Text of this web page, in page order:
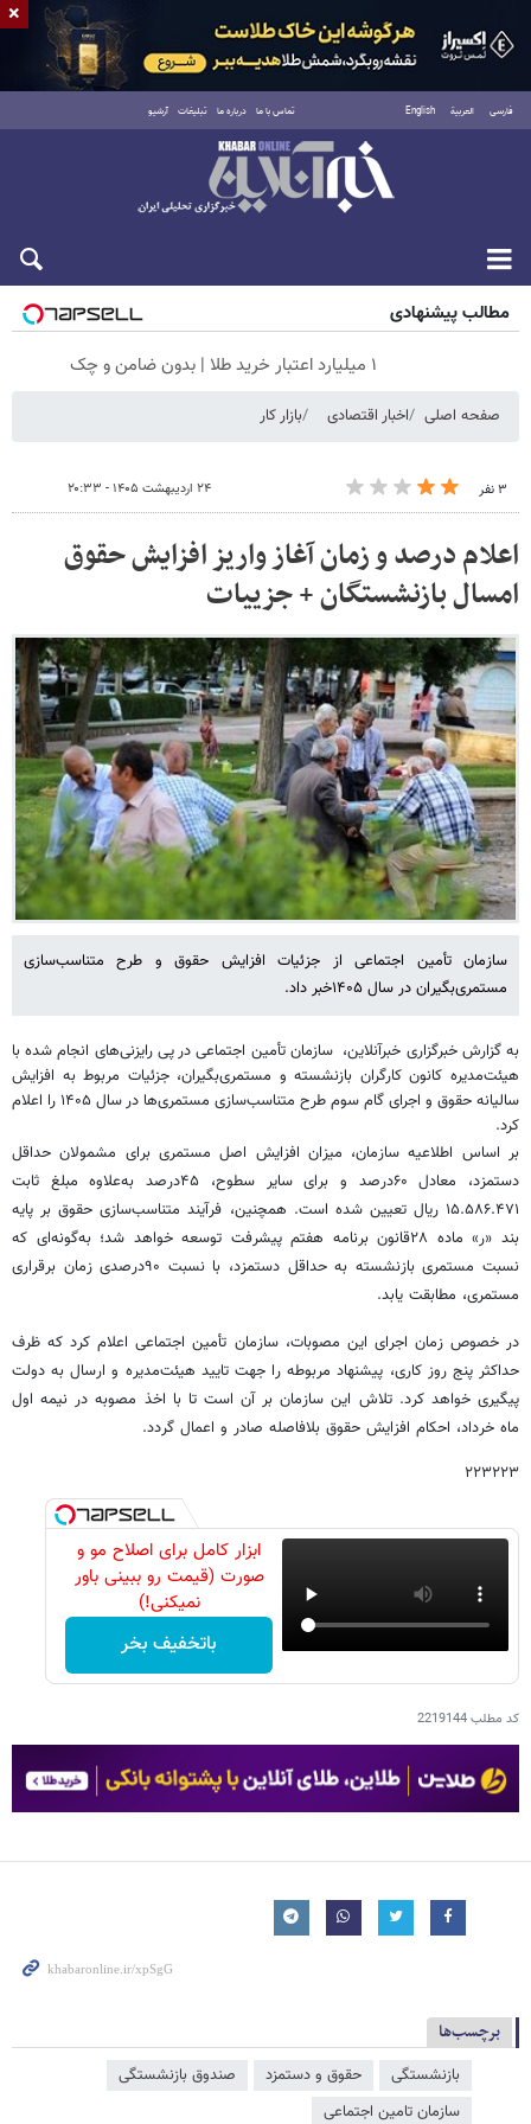
فارسی العربية English تماس با ما درباره ما تبلیغات آرشیو
جمعه ۱۶ مرداد ۱۴۰۵
مطالب پیشنهادی
۱ میلیارد اعتبار خرید طلا | بدون ضامن و چک
صفحه اصلی اخبار اقتصادی بازار کار
۳ نفر ۲۴ اردیبهشت ۱۴۰۵ - ۲۰:۳۳
اعلام درصد و زمان آغاز واریز افزایش حقوق
امسال بازنشستگان + جزییات
سازمان تأمین اجتماعی از جزئیات افزایش حقوق و طرح متناسب‌سازی
مستمری‌بگیران در سال ۱۴۰۵خبر داد.
به گزارش خبرگزاری خبرآنلاین، سازمان تأمین اجتماعی در پی رایزنی‌های انجام شده با
هیئت‌مدیره کانون کارگران بازنشسته و مستمری‌بگیران، جزئیات مربوط به افزایش
سالیانه حقوق و اجرای گام سوم طرح متناسب‌سازی مستمری‌ها در سال ۱۴۰۵ را اعلام
کرد.
بر اساس اطلاعیه سازمان، میزان افزایش اصل مستمری برای مشمولان حداقل
دستمزد، معادل ۶۰درصد و برای سایر سطوح، ۴۵درصد به‌علاوه مبلغ ثابت
۱۵.۵۸۶.۴۷۱ ریال تعیین شده است. همچنین، فرآیند متناسب‌سازی حقوق بر پایه
بند «ر» ماده ۲۸قانون برنامه هفتم پیشرفت توسعه خواهد شد؛ به‌گونه‌ای که
نسبت مستمری بازنشسته به حداقل دستمزد، با نسبت ۹۰درصدی زمان برقراری
مستمری، مطابقت یابد.
در خصوص زمان اجرای این مصوبات، سازمان تأمین اجتماعی اعلام کرد که ظرف
حداکثر پنج روز کاری، پیشنهاد مربوطه را جهت تایید هیئت‌مدیره و ارسال به دولت
پیگیری خواهد کرد. تلاش این سازمان بر آن است تا با اخذ مصوبه در نیمه اول
ماه خرداد، احکام افزایش حقوق بلافاصله صادر و اعمال گردد.
۲۲۳۲۲۳
ابزار کامل برای اصلاح مو و
صورت (قیمت رو ببینی باور
نمیکنی!)
باتخفیف بخر
کد مطلب2219144
برچسب‌ها
بازنشستگی حقوق و دستمزد
صندوق بازنشستگی
سازمان تامین اجتماعی
×